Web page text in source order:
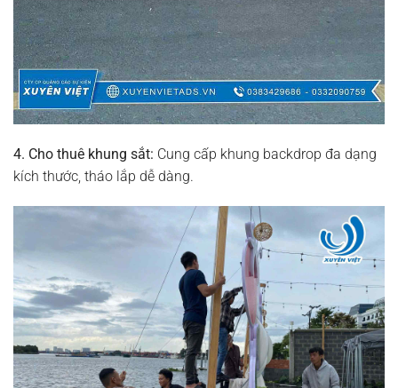
4. Cho thuê khung sắt: Cung cấp khung backdrop đa dạng
kích thước, tháo lắp dễ dàng.